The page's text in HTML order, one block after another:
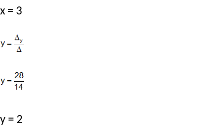
x = 3
y = 2